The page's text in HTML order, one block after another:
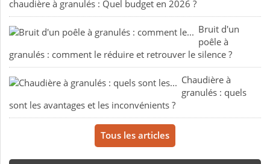
chaudière à granulés : Quel budget en 2026 ?
Bruit d'un
poêle à
granulés : comment le réduire et retrouver le silence ?
Chaudière à
granulés : quels
sont les avantages et les inconvénients ?
Tous les articles